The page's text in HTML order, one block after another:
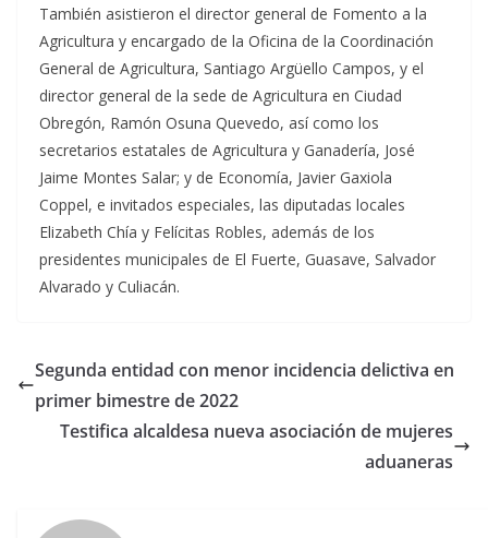
También asistieron el director general de Fomento a la
Agricultura y encargado de la Oficina de la Coordinación
General de Agricultura, Santiago Argüello Campos, y el
director general de la sede de Agricultura en Ciudad
Obregón, Ramón Osuna Quevedo, así como los
secretarios estatales de Agricultura y Ganadería, José
Jaime Montes Salar; y de Economía, Javier Gaxiola
Coppel, e invitados especiales, las diputadas locales
Elizabeth Chía y Felícitas Robles, además de los
presidentes municipales de El Fuerte, Guasave, Salvador
Alvarado y Culiacán.
Segunda entidad con menor incidencia delictiva en
primer bimestre de 2022
Testifica alcaldesa nueva asociación de mujeres
aduaneras